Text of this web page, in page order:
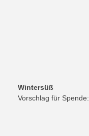
Wintersüß
Vorschlag für Spende: